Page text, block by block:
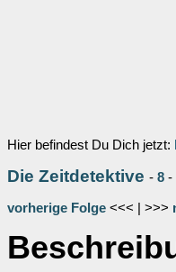
Hier befindest Du Dich jetzt:
Die Zeitdetektive - 8 -
vorherige Folge <<< | >>>